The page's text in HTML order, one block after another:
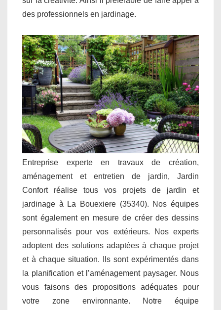
des professionnels en jardinage.
Entreprise experte en travaux de création,
aménagement et entretien de jardin, Jardin
Confort réalise tous vos projets de jardin et
jardinage à La Bouexiere (35340). Nos équipes
sont également en mesure de créer des dessins
personnalisés pour vos extérieurs. Nos experts
adoptent des solutions adaptées à chaque projet
et à chaque situation. Ils sont expérimentés dans
la planification et l’aménagement paysager. Nous
vous faisons des propositions adéquates pour
votre zone environnante. Notre équipe